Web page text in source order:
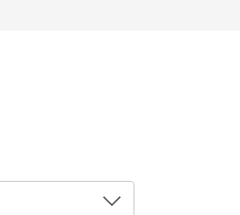
durante o processo
na CLDF podem ser